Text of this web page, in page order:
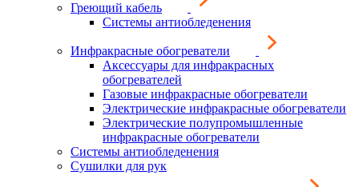
Греющий кабель
Системы антиобледенения
Инфракрасные обогреватели
Аксессуары для инфракрасных
обогревателей
Газовые инфракрасные обогреватели
Электрические инфракрасные обогреватели
Электрические полупромышленные
инфракрасные обогреватели
Системы антиобледенения
Сушилки для рук